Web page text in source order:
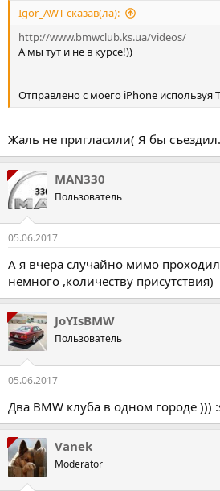
Igor_AWT сказав(ла):
http://www.bmwclub.ks.ua/videos/
А мы тут и не в курсе!))
Отправлено с моего iPhone используя
Жаль не пригласили( Я бы съездил.
MAN330
Пользователь
05.06.2017
А я вчера случайно мимо
немного ,количеству присутствия)
JoYIsBMW
Пользователь
05.06.2017
Два BMW клуба в одном городе )))
Vanek
Moderator